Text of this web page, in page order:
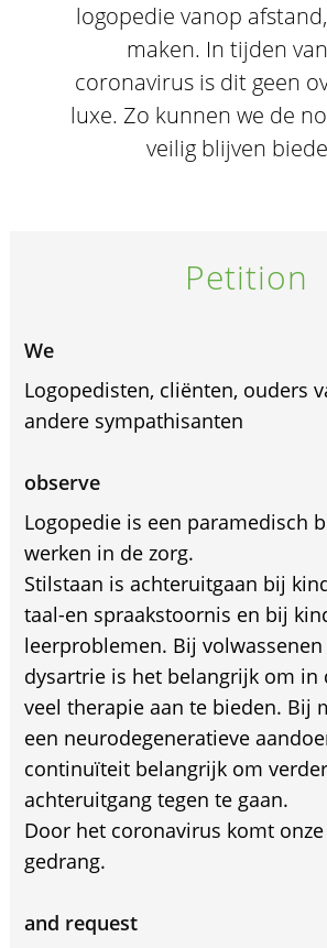
logopedie vanop
maken. In tijden
coronavirus is dit geen
luxe. Zo kunnen we de
veilig blijven
Petition
We
Logopedisten, cliënten, ouders
andere sympathisanten
observe
Logopedie is een paramedisch
werken in de zorg.
Stilstaan is achteruitgaan bij
taal-en spraakstoornis en bij
leerproblemen. Bij
dysartrie is het belangrijk om in
veel therapie aan te bieden. Bij
een neurodegeneratieve
continuïteit belangrijk om
achteruitgang tegen te gaan.
Door het coronavirus komt
gedrang.
and request